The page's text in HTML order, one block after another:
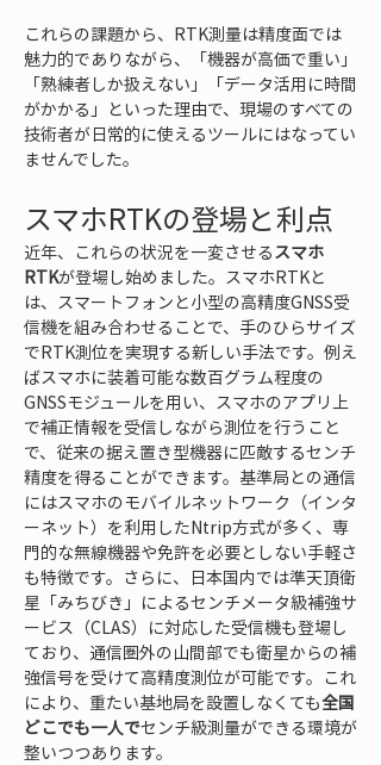
これらの課題から、RTK測量は精度面では
魅力的でありながら、「機器が高価で重い」
「熟練者しか扱えない」「データ活用に時間
がかかる」といった理由で、現場のすべての
技術者が日常的に使えるツールにはなってい
ませんでした。
スマホRTKの登場と利点
近年、これらの状況を一変させるスマホ
RTKが登場し始めました。スマホRTKと
は、スマートフォンと小型の高精度GNSS受
信機を組み合わせることで、手のひらサイズ
でRTK測位を実現する新しい手法です。例え
ばスマホに装着可能な数百グラム程度の
GNSSモジュールを用い、スマホのアプリ上
で補正情報を受信しながら測位を行うこと
で、従来の据え置き型機器に匹敵するセンチ
精度を得ることができます。基準局との通信
にはスマホのモバイルネットワーク（インタ
ーネット）を利用したNtrip方式が多く、専
門的な無線機器や免許を必要としない手軽さ
も特徴です。さらに、日本国内では準天頂衛
星「みちびき」によるセンチメータ級補強サ
ービス（CLAS）に対応した受信機も登場し
ており、通信圏外の山間部でも衛星からの補
強信号を受けて高精度測位が可能です。これ
により、重たい基地局を設置しなくても全国
どこでも一人でセンチ級測量ができる環境が
整いつつあります。